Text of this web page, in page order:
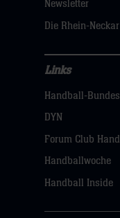
hier
Newsletter
Die Rhein-
Navigation
öffnen,
dann
klicken
Links
Handball-
DYN
Forum Club
Handballwoche
Handball Inside